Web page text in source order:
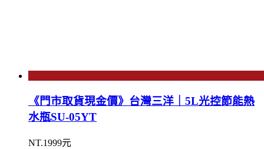
《門市取貨現金價》台灣三洋｜5L光控節能熱
水瓶SU-05YT
NT.1999元